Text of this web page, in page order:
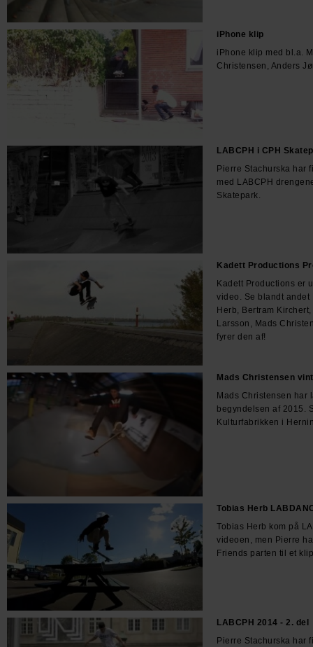
iPhone klip
iPhone klip med bl.a.
Christensen, Anders
LABCPH i CPH
Pierre Stachurska har
med LABCPH
Skatepark.
Kadett Productions
Kadett Productions er
video. Se blandt andet
Herb, Bertram
Larsson, Mads
fyrer den af!
Mads Christensen
Mads Christensen har
begyndelsen af 2015.
Kulturfabrikken i
Tobias Herb
Tobias Herb kom på
videoen, men Pierre
Friends parten til et
LABCPH 2014 - 2. del
Pierre Stachurska har